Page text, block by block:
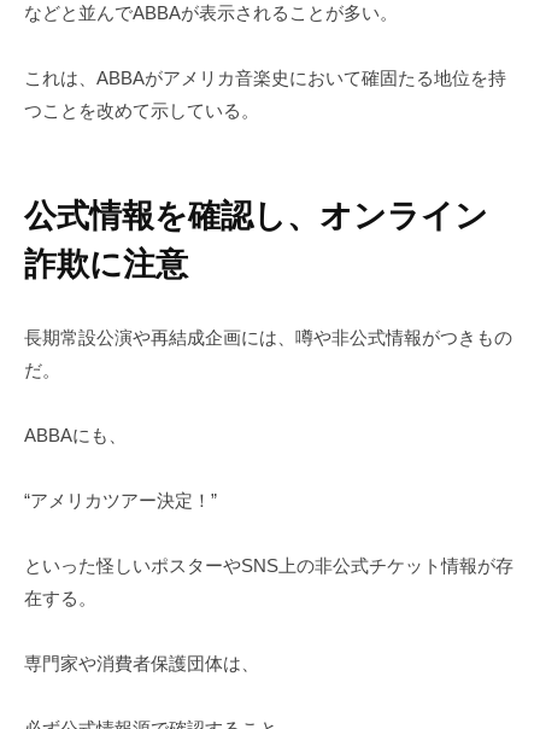
などと並んでABBAが表示されることが多い。
これは、ABBAがアメリカ音楽史において確固たる地位を持
つことを改めて示している。
公式情報を確認し、オンライン
詐欺に注意
長期常設公演や再結成企画には、噂や非公式情報がつきもの
だ。
ABBAにも、
“アメリカツアー決定！”
といった怪しいポスターやSNS上の非公式チケット情報が存
在する。
専門家や消費者保護団体は、